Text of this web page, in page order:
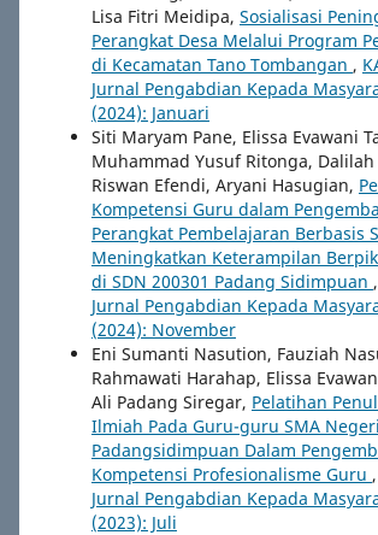
Lisa Fitri Meidipa, Sosialisasi
Perangkat Desa Melalui Program
di Kecamatan Tano Tombangan ,
Jurnal Pengabdian Kepada
(2024): Januari
Siti Maryam Pane, Elissa Evawani
Muhammad Yusuf Ritonga,
Riswan Efendi, Aryani Hasugian,
Kompetensi Guru dalam
Perangkat Pembelajaran Berbasis
Meningkatkan Keterampilan
di SDN 200301 Padang Sidimpuan ,
Jurnal Pengabdian Kepada
(2024): November
Eni Sumanti Nasution, Fauziah
Rahmawati Harahap, Elissa
Ali Padang Siregar, Pelatihan
Ilmiah Pada Guru-guru SMA
Padangsidimpuan Dalam
Kompetensi Profesionalisme Guru ,
Jurnal Pengabdian Kepada
(2023): Juli